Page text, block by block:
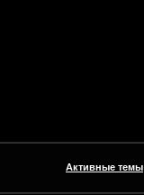
Активные темы